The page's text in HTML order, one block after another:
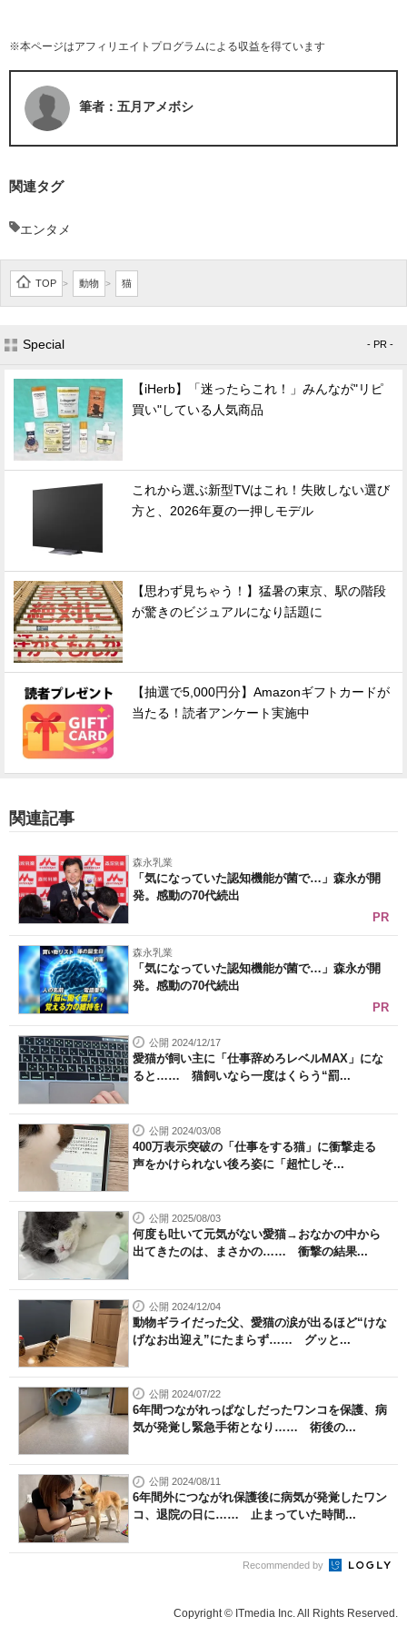
※本ページはアフィリエイトプログラムによる収益を得ています
筆者：五月アメボシ
関連タグ
エンタメ
TOP > 動物 > 猫
Special - PR -
【iHerb】「迷ったらこれ！」みんなが"リピ
買い"している人気商品
これから選ぶ新型TVはこれ！失敗しない選び
方と、2026年夏の一押しモデル
【思わず見ちゃう！】猛暑の東京、駅の階段
が驚きのビジュアルになり話題に
【抽選で5,000円分】Amazonギフトカードが
当たる！読者アンケート実施中
関連記事
森永乳業
「気になっていた認知機能が菌で…」森永が開
発。感動の70代続出
PR
森永乳業
「気になっていた認知機能が菌で…」森永が開
発。感動の70代続出
PR
公開 2024/12/17
愛猫が飼い主に「仕事辞めろレベルMAX」にな
ると…… 猫飼いなら一度はくらう“罰...
公開 2024/03/08
400万表示突破の「仕事をする猫」に衝撃走る
声をかけられない後ろ姿に「超忙しそ...
公開 2025/08/03
何度も吐いて元気がない愛猫→おなかの中から
出てきたのは、まさかの…… 衝撃の結果...
公開 2024/12/04
動物ギライだった父、愛猫の涙が出るほど“けな
げなお出迎え”にたまらず…… グッと...
公開 2024/07/22
6年間つながれっぱなしだったワンコを保護、病
気が発覚し緊急手術となり…… 術後の...
公開 2024/08/11
6年間外につながれ保護後に病気が発覚したワン
コ、退院の日に…… 止まっていた時間...
Recommended by
Copyright © ITmedia Inc. All Rights Reserved.